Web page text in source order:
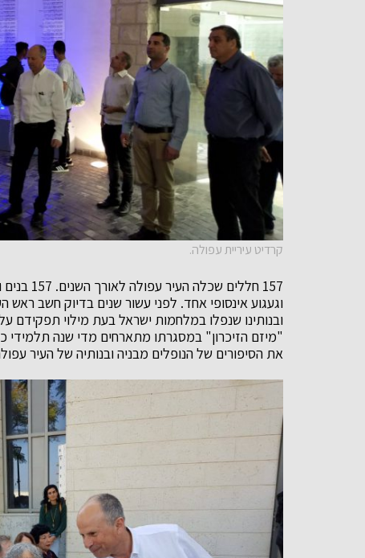
קרדיט עיריית עפולה.
157
וגעגוע אינסופי אחד. לפני עשור שנים בדיוק חשב
ובנותינו שנפלו במלחמות ישראל בעת מילוי תפקידם
"מיזם הזיכרון" במסגרתו מתארחים מדי שנה תלמידי
את הסיפורים של הנופלים מבניה ובנותיה של העיר